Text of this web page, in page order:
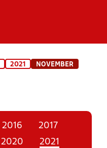
KLUBBER OG
2021 NOVEMBER
2016
2017
2020
2021